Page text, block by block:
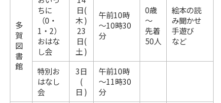
多
賀
図
書
館
ちに
（0・
1・2）
おはな
し会
日(
木 )
23
日(
土 )
午前10時
～10時30
分
0歳
～
先着
50人
絵本の読
み聞かせ
手遊び
など
特別お
はなし
会
3日
(
日 )
午前10時
～11時30
分